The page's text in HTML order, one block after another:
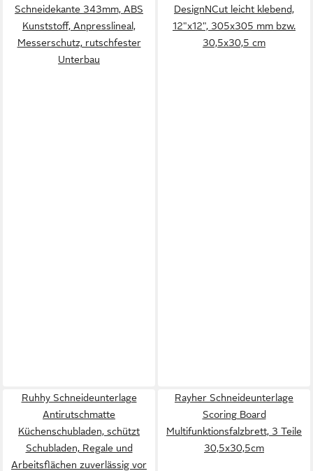
Schneidekante 343mm, ABS
Kunststoff, Anpresslineal,
Messerschutz, rutschfester
Unterbau
DesignNCut leicht klebend,
12"x12", 305x305 mm bzw.
30,5x30,5 cm
Ruhhy Schneideunterlage
Antirutschmatte
Küchenschubladen, schützt
Schubladen, Regale und
Arbeitsflächen zuverlässig vor
Rayher Schneideunterlage
Scoring Board
Multifunktionsfalzbrett, 3 Teile
30,5x30,5cm